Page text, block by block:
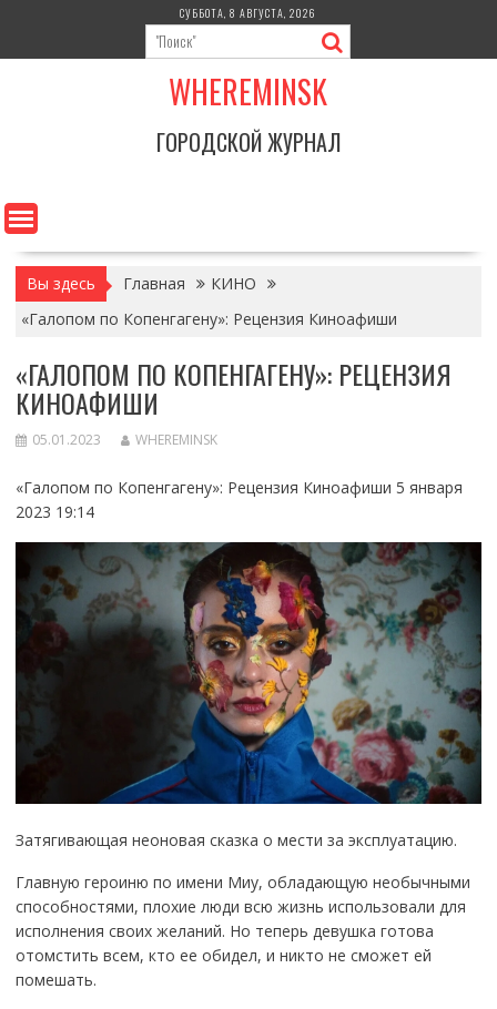
содержимому
СУББОТА, 8 АВГУСТА, 2026
WHEREMINSK
ГОРОДСКОЙ ЖУРНАЛ
Вы здесь Главная
КИНО
«Галопом по Копенгагену»: Рецензия Киноафиши
«ГАЛОПОМ ПО КОПЕНГАГЕНУ»: РЕЦЕНЗИЯ
КИНОАФИШИ
05.01.2023 WHEREMINSK
«Галопом по Копенгагену»: Рецензия Киноафиши 5 января
2023 19:14
Затягивающая неоновая сказка о мести за эксплуатацию.
Главную героиню по имени Миу, обладающую необычными
способностями, плохие люди всю жизнь использовали для
исполнения своих желаний. Но теперь девушка готова
отомстить всем, кто ее обидел, и никто не сможет ей
помешать.